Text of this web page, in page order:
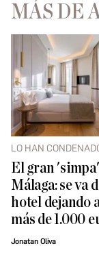
MÁS DE
LO HAN
El gran
Málaga: se va
hotel dejando
más de 1.000
Jonatan Oliva